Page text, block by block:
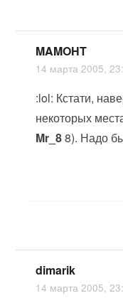
MAMOHT
14 марта 2005,
:lol: Кстати,
некоторых
Mr_88). Надо
dimarik
14 марта 2005,